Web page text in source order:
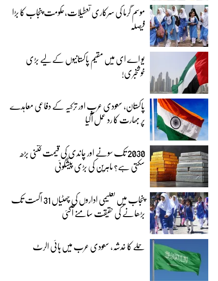
موسم گرما کی سرکاری تعطیلات،حکومت پنجاب کا بڑا
فیصلہ
یو اے ای میں مقیم پاکستانیوں کے لیے بڑی
خوشخبری!
پاکستان، سعودی عرب اور ترکیہ کے دفاعی معاہدے
پر بھارت کا رد عمل آگیا
2030 تک سونے اور چاندی کی قیمت کتنی بڑھ
سکتی ہے؟ ماہرین کی بڑی پیشگوئی
پنجاب میں تعلیمی اداروں کی چھٹیاں 31 اگست تک
بڑھانے کی حقیقت سامنے آگئی
حملے کا خدشہ، سعودی عرب میں ہائی الرٹ